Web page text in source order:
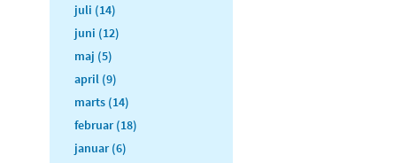
juli (14)
juni (12)
maj (5)
april (9)
marts (14)
februar (18)
januar (6)